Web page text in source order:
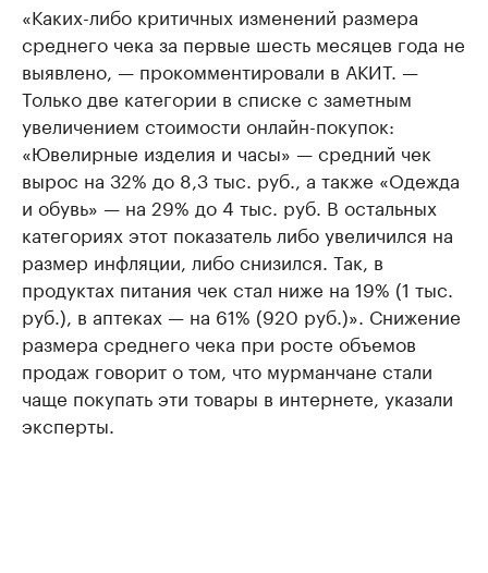
«Каких-либо критичных изменений размера
среднего чека за первые шесть месяцев года не
выявлено, — прокомментировали в АКИТ. —
Только две категории в списке с заметным
увеличением стоимости онлайн-покупок:
«Ювелирные изделия и часы» — средний чек
вырос на 32% до 8,3 тыс. руб., а также «Одежда
и обувь» — на 29% до 4 тыс. руб. В остальных
категориях этот показатель либо увеличился на
размер инфляции, либо снизился. Так, в
продуктах питания чек стал ниже на 19% (1 тыс.
руб.), в аптеках — на 61% (920 руб.)». Снижение
размера среднего чека при росте объемов
продаж говорит о том, что мурманчане стали
чаще покупать эти товары в интернете, указали
эксперты.